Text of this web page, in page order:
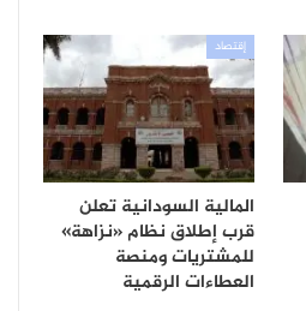
إقتصاد
المالية السودانية تعلن
قرب إطلاق نظام «نزاهة»
للمشتريات ومنصة
العطاءات الرقمية